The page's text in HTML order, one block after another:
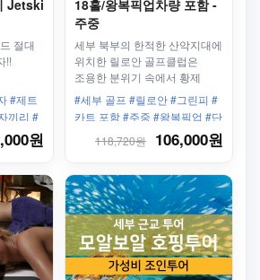
Jetski
절대
!!
#제트
끼리 #
탄내원
18홀/왕복픽업차량 포함 -
주중
세부 북부의 한적한 산악지대에
위치한 릴로안 골프클럽은
조용한 분위기 속에서 황제
골프를 즐기기 좋은 18홀 정규
골프장입니다. 좁은 페어웨이와
다채로운 코스 레이아웃으로
전략적인 라운딩이 가능하며,
세부시티에서 편리하게 이동할
수 있습니다.
#세부 골프 #릴로안 #그린피 #
카트 포함 #주중 #왕복픽업 #단
118,720원 106,000원